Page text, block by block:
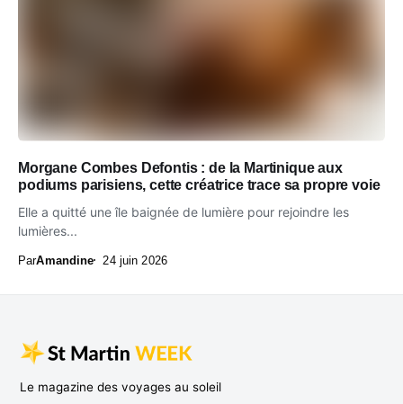
Morgane Combes Defontis : de la Martinique aux
podiums parisiens, cette créatrice trace sa propre voie
Elle a quitté une île baignée de lumière pour rejoindre les
lumières...
ParAmandine 24 juin 2026
Le magazine des voyages au soleil